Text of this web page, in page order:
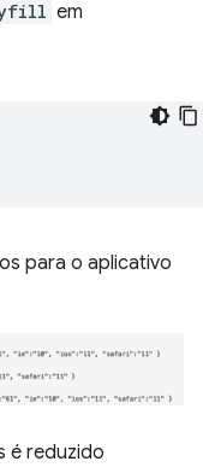
em
para o aplicativo
é reduzido